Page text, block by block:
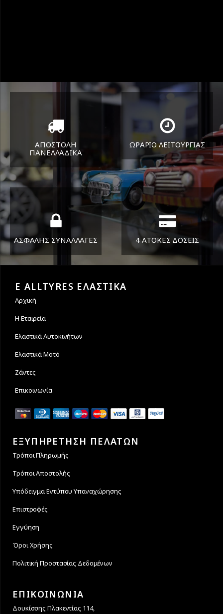
ΑΠΟΣΤΟΛΗ
ΠΑΝΕΛΛΑΔΙΚA
Όπου και αν είστε θα σας
στείλουμε τα ελαστικά σας
ΩΡΑΡΙΟ ΛΕΙΤΟΥΡΓΙΑΣ
ΔΕΥ-ΠΑΡ 8:30-17:30
ΣΑΒ 8:30-13:30
ΑΣΦΑΛΗΣ ΣΥΝΑΛΛΑΓΕΣ 4 ΑΤΟΚΕΣ ΔΟΣΕΙΣ
E ALLTYRES ΕΛΑΣΤΙΚΑ
Αρχική
Η Εταιρεία
Ελαστικά Αυτοκινήτων
Ελαστικά Μοτό
Ζάντες
Επικοινωνία
ΕΞΥΠΗΡΕΤΗΣΗ ΠΕΛΑΤΩΝ
Τρόποι Πληρωμής
Τρόποι Αποστολής
Υπόδειγμα Εντύπου Υπαναχώρησης
Επιστροφές
Εγγύηση
Όροι Χρήσης
Πολιτική Προστασίας Δεδομένων
ΕΠΙΚΟΙΝΩΝΙΑ
Δουκίσσης Πλακεντίας 114,